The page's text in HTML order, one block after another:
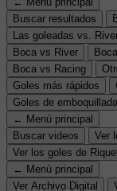
Buscar resultados
Las goleadas vs.
Boca vs River
Boca vs Racing
Goles más rápidos
Goles de emboquillada
← Menú principal
Buscar videos
Ver
Ver los goles de
← Menú principal
Ver Archivo Digital